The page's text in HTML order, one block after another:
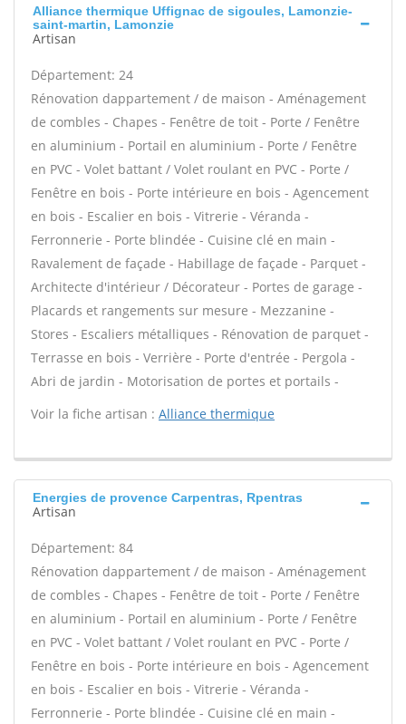
Alliance thermique Uffignac de sigoules, Lamonzie-
saint-martin, Lamonzie
Artisan
Département: 24
Rénovation dappartement / de maison - Aménagement
de combles - Chapes - Fenêtre de toit - Porte / Fenêtre
en aluminium - Portail en aluminium - Porte / Fenêtre
en PVC - Volet battant / Volet roulant en PVC - Porte /
Fenêtre en bois - Porte intérieure en bois - Agencement
en bois - Escalier en bois - Vitrerie - Véranda -
Ferronnerie - Porte blindée - Cuisine clé en main -
Ravalement de façade - Habillage de façade - Parquet -
Architecte d'intérieur / Décorateur - Portes de garage -
Placards et rangements sur mesure - Mezzanine -
Stores - Escaliers métalliques - Rénovation de parquet -
Terrasse en bois - Verrière - Porte d'entrée - Pergola -
Abri de jardin - Motorisation de portes et portails -
Voir la fiche artisan : Alliance thermique
Energies de provence Carpentras, Rpentras
Artisan
Département: 84
Rénovation dappartement / de maison - Aménagement
de combles - Chapes - Fenêtre de toit - Porte / Fenêtre
en aluminium - Portail en aluminium - Porte / Fenêtre
en PVC - Volet battant / Volet roulant en PVC - Porte /
Fenêtre en bois - Porte intérieure en bois - Agencement
en bois - Escalier en bois - Vitrerie - Véranda -
Ferronnerie - Porte blindée - Cuisine clé en main -